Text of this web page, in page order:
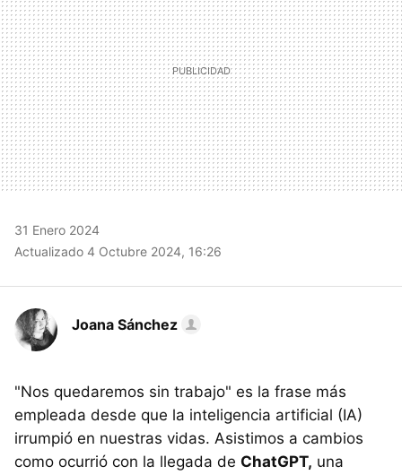
31 Enero 2024
Actualizado 4 Octubre 2024, 16:26
Joana Sánchez
"Nos quedaremos sin trabajo" es la frase más
empleada desde que la inteligencia artificial (IA)
irrumpió en nuestras vidas. Asistimos a cambios
como ocurrió con la llegada de ChatGPT, una